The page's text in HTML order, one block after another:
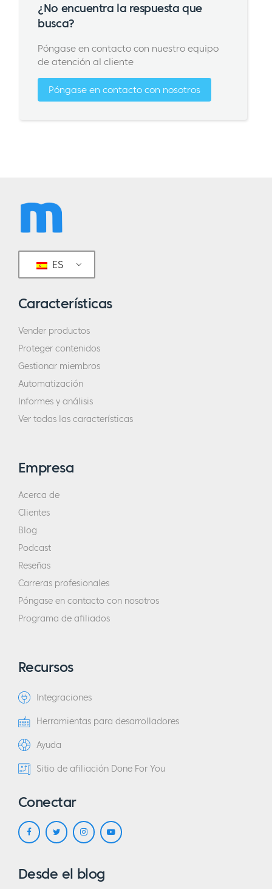
¿No encuentra la respuesta que
busca?
Póngase en contacto con nuestro equipo
de atención al cliente
Póngase en contacto con nosotros
ES
Características
Vender productos
Proteger contenidos
Gestionar miembros
Automatización
Informes y análisis
Ver todas las características
Empresa
Acerca de
Clientes
Blog
Podcast
Reseñas
Carreras profesionales
Póngase en contacto con nosotros
Programa de afiliados
Recursos
Integraciones
Herramientas para desarrolladores
Ayuda
Sitio de afiliación Done For You
Conectar
Desde el blog